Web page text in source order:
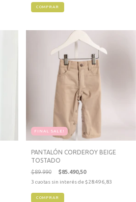
COMPRAR
FINAL SALE!
PANTALÓN CORDEROY BEIGE
TOSTADO
$89.990 $85.490,50
3 cuotas sin interés de$28.496,83
COMPRAR